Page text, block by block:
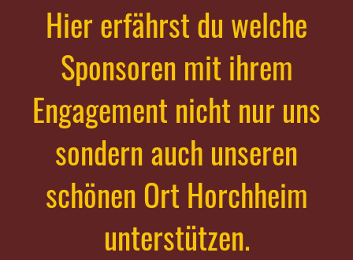
Hier erfährst du welche
Sponsoren mit ihrem
Engagement nicht nur uns
sondern auch unseren
schönen Ort Horchheim
unterstützen.